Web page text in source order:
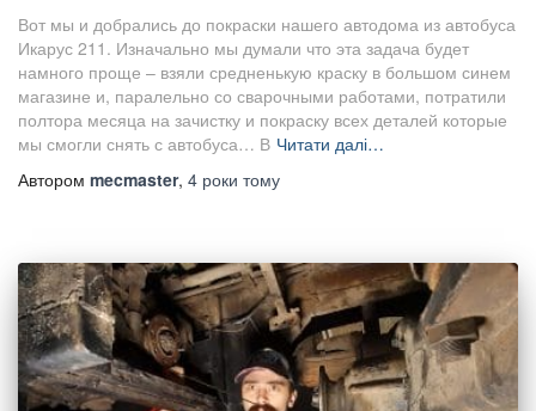
Вот мы и добрались до покраски нашего автодома из автобуса
Икарус 211. Изначально мы думали что эта задача будет
намного проще – взяли средненькую краску в большом синем
магазине и, паралельно со сварочными работами, потратили
полтора месяца на зачистку и покраску всех деталей которые
мы смогли снять с автобуса… В Читати далі…
Автором mecmaster, 4 роки тому